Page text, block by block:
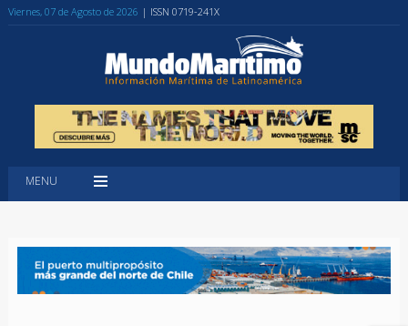
Viernes, 07 de Agosto de 2026 | ISSN 0719-241X
MENU